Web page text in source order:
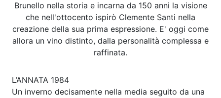
Brunello nella storia e incarna da 150 anni la visione
che nell'ottocento ispirò Clemente Santi nella
creazione della sua prima espressione. E' oggi come
allora un vino distinto, dalla personalità complessa e
raffinata.
L’ANNATA 1984
Un inverno decisamente nella media seguito da una